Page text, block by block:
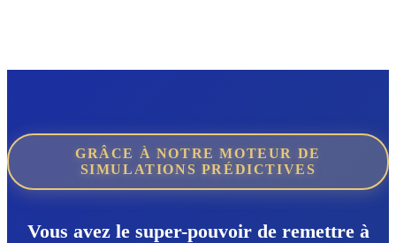
GRÂCE À NOTRE MOTEUR DE
SIMULATIONS PRÉDICTIVES
Vous avez le super-pouvoir de remettre à